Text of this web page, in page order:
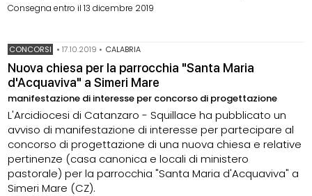
Consegna entro il 13 dicembre 2019
CONCORSI •17.10.2019 • CALABRIA
Nuova chiesa per la parrocchia "Santa Maria
d'Acquaviva" a Simeri Mare
manifestazione di interesse per concorso di progettazione
L'Arcidiocesi di Catanzaro - Squillace ha pubblicato un
avviso di manifestazione di interesse per partecipare al
concorso di progettazione di una nuova chiesa e relative
pertinenze (casa canonica e locali di ministero
pastorale) per la parrocchia "Santa Maria d'Acquaviva" a
Simeri Mare (CZ).